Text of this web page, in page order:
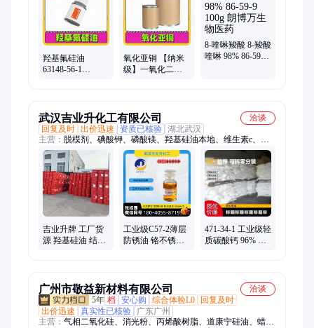
一烯酸、钨酸铝、1-乙炔基环已醇、间二异丙苯、锂硅合金、溴
甲酚绿、生物活性玻璃、溴代海因树脂颗粒、红铝、龙涎酮、原
丁酸三甲酯
羟基氟硅油
63148-56-1
氧化亚铜 【纳米
级】一氧化二铜
8-喹啉羧酸 8-羧酸
喹啉 98% 86-59-9
武汉吉业升化工有限公司
洽谈
回复及时 出价迅速 资质已核验 湖北武汉
主营： 脱模剂、碘酸钾、磷酸镁、羟基硅油本地、维生素c、维
生素b1、维生素b6、维生素d3、二硫化钼、吡啶硫铜、香草香
精、芥酸酰胺、乙基纤维素、次氯酸钙、九水硫化钠、EVA乳
液、水玻璃、硅酸钠
吉业升牌 工厂货
源 羟基硅油 结构
工业级C57-2薄层
防锈油 铬不锈钢
471-34-1 工业级轻
质碳酸钙 96% 废
广州市敬益新材料有限公司
洽谈
5年 档 安心购 综合体验L0
回复及时
出价迅速
真实性已核验
广东广州
主营： 气相二氧化硅、消光粉、丙烯酸树脂、道康宁硅油、蜡